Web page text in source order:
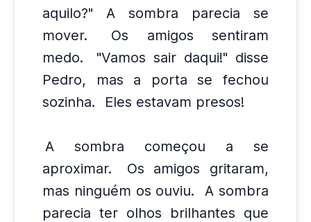
aquilo?" A sombra parecia se
mover.
Os amigos sentiram
medo.
"Vamos sair daqui!" disse
Pedro, mas a porta se fechou
sozinha.
Eles estavam presos!
A sombra começou a se
aproximar.
Os amigos gritaram,
mas ninguém os ouviu.
A sombra
parecia ter olhos brilhantes que